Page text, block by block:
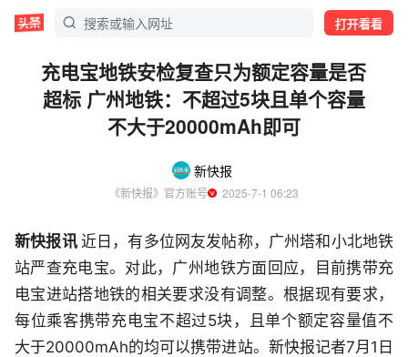
打开看看
充电宝地铁安检复查只为额定容量是否
超标 广州地铁：不超过5块且单个容量
不大于20000mAh即可
新快报
《新快报》官方账号
  2025-7-1 06:23
新快报讯 近日，有多位网友发帖称，广州塔和小北地铁
站严查充电宝。对此，广州地铁方面回应，目前携带充
电宝进站搭地铁的相关要求没有调整。根据现有要求，
每位乘客携带充电宝不超过5块，且单个额定容量值不
大于20000mAh的均可以携带进站。新快报记者7月1日